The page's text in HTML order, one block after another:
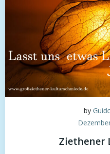
by
Ziethener